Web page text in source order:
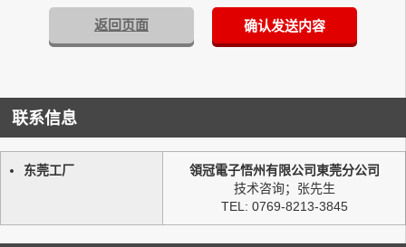
返回页面 确认发送内容
联系信息
东莞工厂
領冠電子悟州有限公司東莞分公司
技术咨询；张先生
TEL: 0769-8213-3845